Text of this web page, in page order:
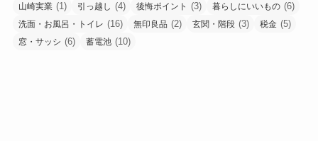
山崎実業 (1) 引っ越し (4) 後悔ポイント (3) 暮らしにいいもの (6)
洗面・お風呂・トイレ (16) 無印良品 (2) 玄関・階段 (3) 税金 (5)
窓・サッシ (6) 蓄電池 (10)